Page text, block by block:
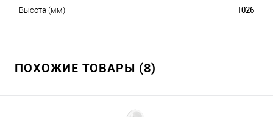
Высота (мм) 1026
ПОХОЖИЕ ТОВАРЫ (8)